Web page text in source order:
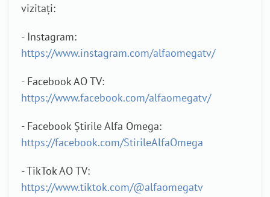
vizitați:
- Instagram:
https://www.instagram.com/alfaomegatv/
- Facebook AO TV:
https://www.facebook.com/alfaomegatv/
- Facebook Știrile Alfa Omega:
https://facebook.com/StirileAlfaOmega
- TikTok AO TV:
https://www.tiktok.com/@alfaomegatv